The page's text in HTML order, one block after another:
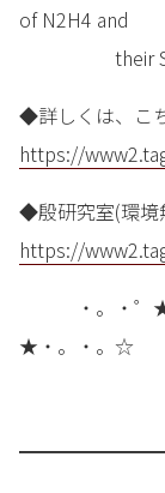
of N2H4 and
their
◆詳しくは、こ
https://
◆殷研究室(環境
https://
・。・゜★・
★・。・。☆